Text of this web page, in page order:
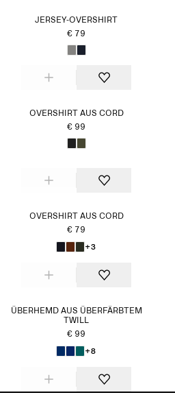
JERSEY-OVERSHIRT
€ 79
OVERSHIRT AUS CORD
€ 99
OVERSHIRT AUS CORD
€ 79
+3
ÜBERHEMD AUS ÜBERFÄRBTEM
TWILL
€ 99
+8